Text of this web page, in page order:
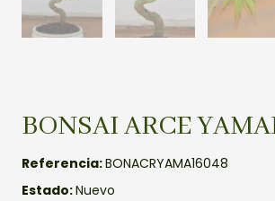
BONSAI ARCE
Referencia:BONACRYAMA16048
Estado:Nuevo